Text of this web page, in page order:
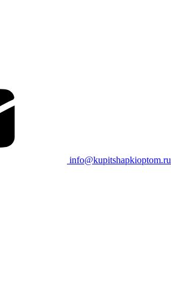
info@kupitshapkioptom.ru